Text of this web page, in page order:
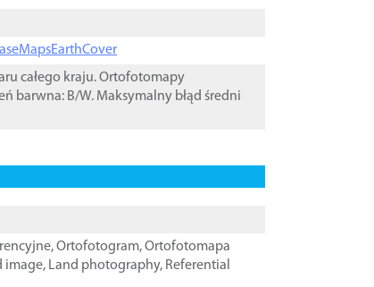
całego kraju. Ortofotomapy
barwna: B/W. Maksymalny błąd średni
,Ortofotogram,Ortofotomapa
image, Land photography, Referential